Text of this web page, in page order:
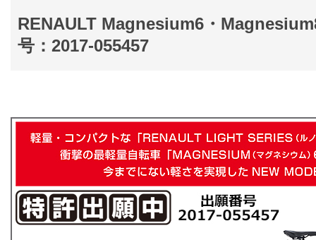
RENAULT Magnesium6・
号：2017-055457